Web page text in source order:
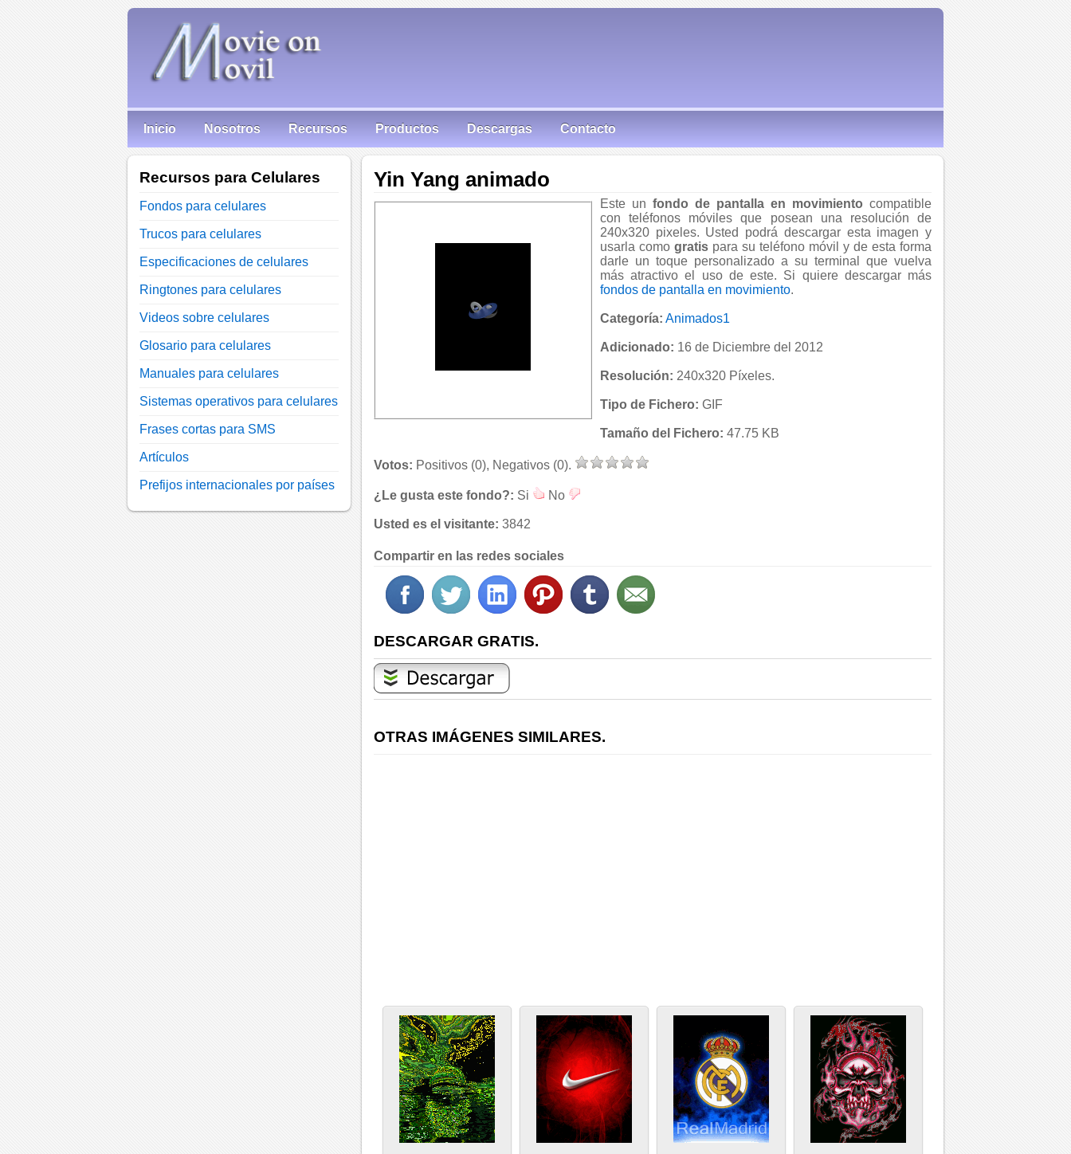
Inicio Nosotros Recursos Productos Descargas Contacto
Yin Yang animado
Este un fondo de pantalla en movimiento compatible
con teléfonos móviles que posean una resolución de
240x320 pixeles. Usted podrá descargar esta imagen y
usarla como gratis para su teléfono móvil y de esta forma
darle un toque personalizado a su terminal que vuelva
más atractivo el uso de este. Si quiere descargar más
fondos de pantalla en movimiento.
Categoría: Animados1
Adicionado: 16 de Diciembre del 2012
Resolución: 240x320 Píxeles.
Tipo de Fichero: GIF
Tamaño del Fichero: 47.75 KB
Votos: Positivos (0), Negativos (0).
¿Le gusta este fondo?: Si No
Usted es el visitante: 3842
Compartir en las redes sociales
DESCARGAR GRATIS.
OTRAS IMÁGENES SIMILARES.
Recursos para Celulares
Fondos para celulares
Trucos para celulares
Especificaciones de celulares
Ringtones para celulares
Videos sobre celulares
Glosario para celulares
Manuales para celulares
Sistemas operativos para celulares
Frases cortas para SMS
Artículos
Prefijos internacionales por países